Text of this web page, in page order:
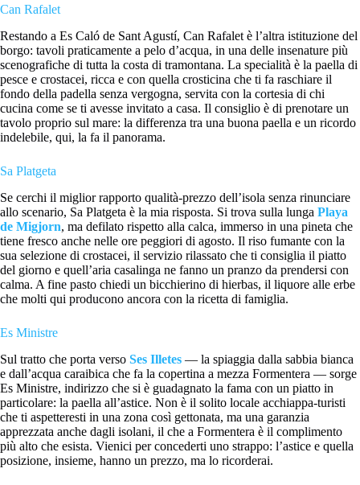
Can Rafalet
Restando a Es Caló de Sant Agustí, Can Rafalet è l’altra istituzione del
borgo: tavoli praticamente a pelo d’acqua, in una delle insenature più
scenografiche di tutta la costa di tramontana. La specialità è la paella di
pesce e crostacei, ricca e con quella crosticina che ti fa raschiare il
fondo della padella senza vergogna, servita con la cortesia di chi
cucina come se ti avesse invitato a casa. Il consiglio è di prenotare un
tavolo proprio sul mare: la differenza tra una buona paella e un ricordo
indelebile, qui, la fa il panorama.
Sa Platgeta
Se cerchi il miglior rapporto qualità-prezzo dell’isola senza rinunciare
allo scenario, Sa Platgeta è la mia risposta. Si trova sulla lunga Playa
de Migjorn, ma defilato rispetto alla calca, immerso in una pineta che
tiene fresco anche nelle ore peggiori di agosto. Il riso fumante con la
sua selezione di crostacei, il servizio rilassato che ti consiglia il piatto
del giorno e quell’aria casalinga ne fanno un pranzo da prendersi con
calma. A fine pasto chiedi un bicchierino di hierbas, il liquore alle erbe
che molti qui producono ancora con la ricetta di famiglia.
Es Ministre
Sul tratto che porta verso Ses Illetes — la spiaggia dalla sabbia bianca
e dall’acqua caraibica che fa la copertina a mezza Formentera — sorge
Es Ministre, indirizzo che si è guadagnato la fama con un piatto in
particolare: la paella all’astice. Non è il solito locale acchiappa-turisti
che ti aspetteresti in una zona così gettonata, ma una garanzia
apprezzata anche dagli isolani, il che a Formentera è il complimento
più alto che esista. Vienici per concederti uno strappo: l’astice e quella
posizione, insieme, hanno un prezzo, ma lo ricorderai.